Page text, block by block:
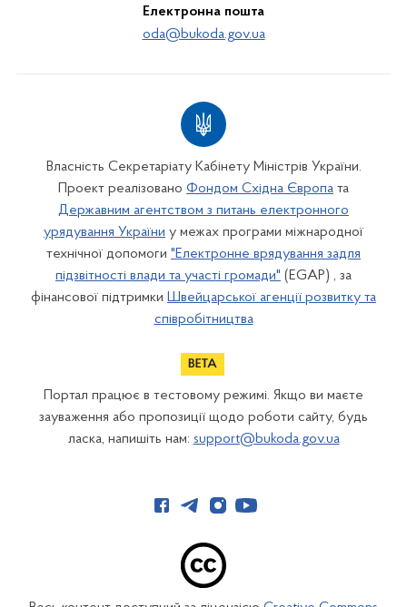
Електронна пошта
oda@bukoda.gov.ua
Власність Секретаріату Кабінету Міністрів України.
Проект реалізовано Фондом Східна Європа та
Державним агентством з питань електронного
урядування України у межах програми міжнародної
технічної допомоги "Електронне врядування задля
підзвітності влади та участі громади" (EGAP) , за
фінансової підтримки Швейцарської агенції розвитку та
співробітництва
Портал працює в тестовому режимі. Якщо ви маєте
зауваження або пропозиції щодо роботи сайту, будь
ласка, напишіть нам: support@bukoda.gov.ua